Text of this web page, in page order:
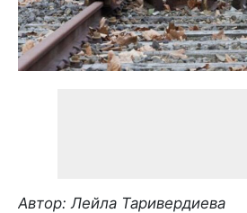
Автор: Лейла Таривердиева